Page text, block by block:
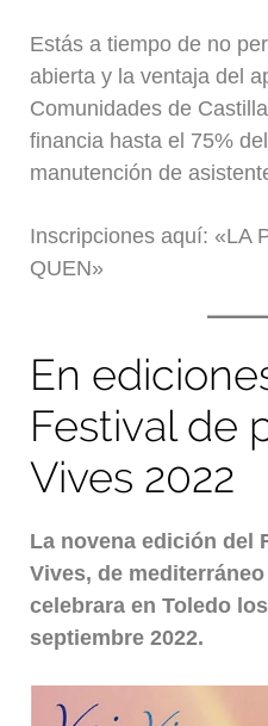
Estás a tiempo de no
abierta y la ventaja del
Comunidades de
financia hasta el 75%
manutención de
Inscripciones aquí: «LA
QUEN»
En
Festival de
Vives 2022
La novena edición del
Vives, de
celebrara en Toledo
septiembre 2022.